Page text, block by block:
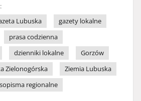
Lubuska
gazety lokalne
prasa codzienna
dzienniki lokalne
Gorzów
Zielonogórska
Ziemia Lubuska
regionalne